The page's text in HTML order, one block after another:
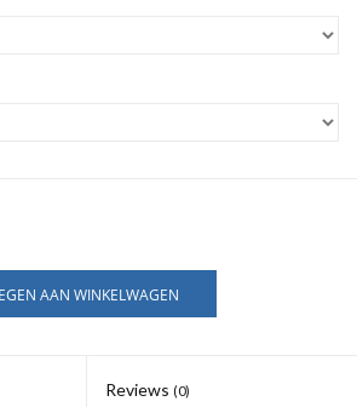
AAN WINKELWAGEN
Reviews (0)